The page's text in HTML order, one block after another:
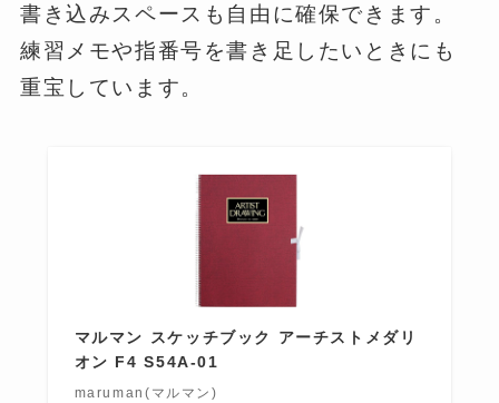
書き込みスペースも自由に確保できます。
練習メモや指番号を書き足したいときにも
重宝しています。
マルマン スケッチブック アーチストメダリ
オン F4 S54A-01
maruman(マルマン)